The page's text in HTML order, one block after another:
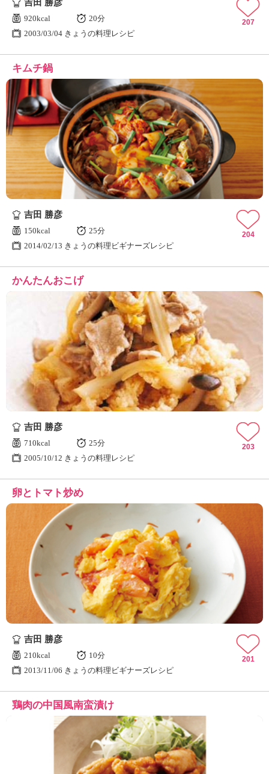
吉田 勝彦
920kcal
20分
2003/03/04 きょうの料理レシピ
207
キムチ鍋
吉田 勝彦
150kcal
25分
2014/02/13 きょうの料理ビギナーズレシピ
204
かんたんおこげ
吉田 勝彦
710kcal
25分
2005/10/12 きょうの料理レシピ
203
卵とトマト炒め
吉田 勝彦
210kcal
10分
2013/11/06 きょうの料理ビギナーズレシピ
201
鶏肉の中国風南蛮漬け